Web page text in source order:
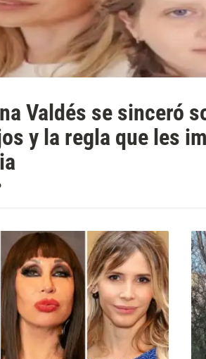
Valdés se sinceró
y la regla que les